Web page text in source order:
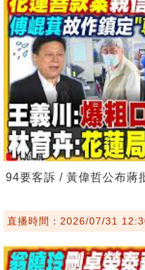
94要客訴 / 黃偉哲公布蔣
直播時間：2026/07/31